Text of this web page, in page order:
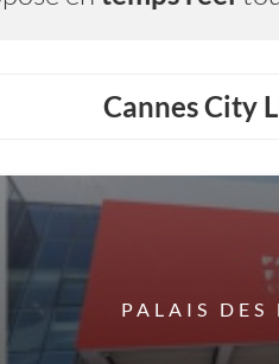
Cannes City
PALAIS DES